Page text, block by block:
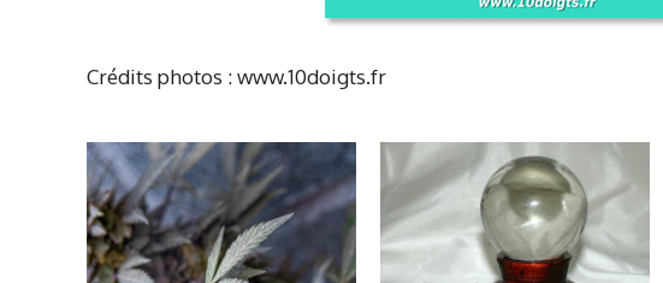
Crédits photos : www.10doigts.fr